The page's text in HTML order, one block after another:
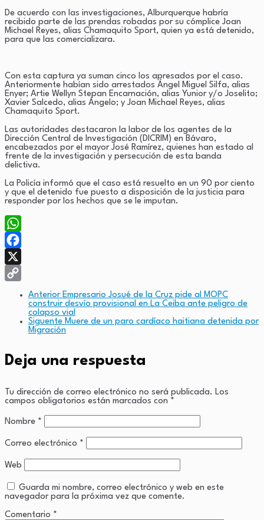
De acuerdo con las investigaciones, Alburquerque habría
recibido parte de las prendas robadas por su cómplice Joan
Michael Reyes, alias Chamaquito Sport, quien ya está detenido,
para que las comercializara.
Con esta captura ya suman cinco los apresados por el caso.
Anteriormente habían sido arrestados Ángel Miguel Silfa, alias
Enyer; Artie Wellyn Stepan Encarnación, alias Yunior y/o Joselito;
Xavier Salcedo, alias Ángelo; y Joan Michael Reyes, alias
Chamaquito Sport.
Las autoridades destacaron la labor de los agentes de la
Dirección Central de Investigación (DICRIM) en Bávaro,
encabezados por el mayor José Ramírez, quienes han estado al
frente de la investigación y persecución de esta banda
delictiva.
La Policía informó que el caso está resuelto en un 90 por ciento
y que el detenido fue puesto a disposición de la justicia para
responder por los hechos que se le imputan.
WhatsApp
Facebook
X
Anterior Empresario Josué de la Cruz pide al MOPC
construir desvío provisional en La Ceiba ante peligro de
colapso vial
Siguente Muere de un paro cardíaco haitiana detenida por
Migración
Deja una respuesta
Tu dirección de correo electrónico no será publicada. Los
campos obligatorios están marcados con *
Nombre *
Correo electrónico *
Web
Guarda mi nombre, correo electrónico y web en este
navegador para la próxima vez que comente.
Comentario *